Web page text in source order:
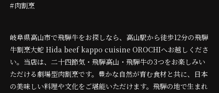
#肉割烹
岐阜県高山市で飛騨牛をお探しなら、高山駅から徒歩12分の飛騨
牛割烹大蛇 Hida beef kappo cuisine OROCHIへお越しくださ
い。当店は、二十四節気・飛騨高山・飛騨牛の3つをお楽しみい
ただける劇場型肉割烹です。豊かな自然が育む食材と共に、日本
の美味しい料理や文化をご堪能いただけます。飛騨の地で生まれ